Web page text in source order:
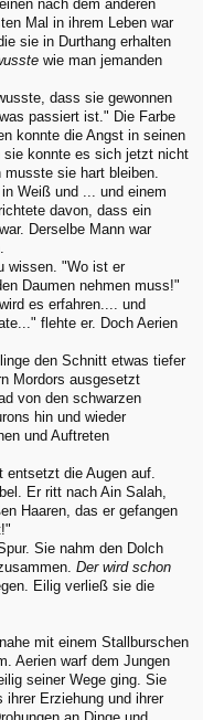
nach dem anderen
Mal in ihrem Leben war
sie in Durthang erhalten
wie man jemanden
dass sie gewonnen
passiert ist." Die Farbe
konnte die Angst in seinen
konnte es sich jetzt nicht
sie hart bleiben.
Weiß und ... und einem
davon, dass ein
Derselbe Mann war
wissen. "Wo ist er
Daumen nehmen muss!"
es erfahren.... und
flehte er. Doch Aerien
den Schnitt etwas tiefer
Mordors ausgesetzt
von den schwarzen
hin und wieder
und Auftreten
die Augen auf.
Er ritt nach Ain Salah,
Haaren, das er gefangen
Sie nahm den Dolch
Der wird schon
Eilig verließ sie die
mit einem Stallburschen
Aerien warf dem Jungen
seiner Wege ging. Sie
Erziehung und ihrer